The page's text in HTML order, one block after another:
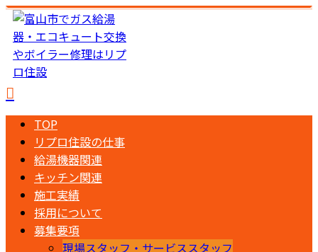
TOP
リプロ住設の仕事
給湯機器関連
キッチン関連
施工実績
採用について
募集要項
現場スタッフ・サービススタッフ